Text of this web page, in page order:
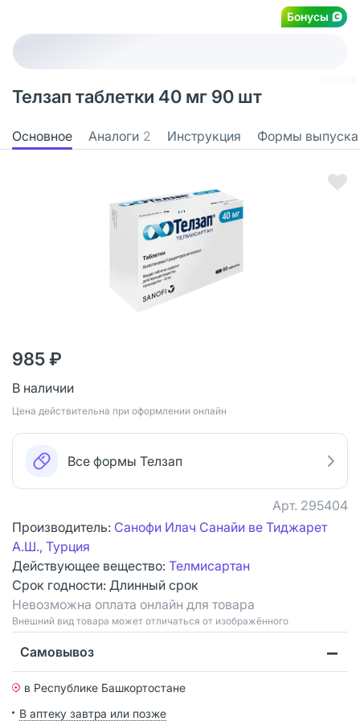
Бонусы
Телзап таблетки 40 мг 90 шт
Основное Аналоги 2 Инструкция Формы выпуска
985 ₽
В наличии
Цена действительна при оформлении онлайн
Все формы Телзап
Арт. 295404
Производитель: Санофи Илач Санайи ве Тиджарет
А.Ш., Турция
Действующее вещество: Телмисартан
Срок годности: Длинный срок
Невозможна оплата онлайн для товара
Bнешний вид товара может отличаться от изображённого
Самовывоз
в Республике Башкортостане
В аптеку завтра или позже